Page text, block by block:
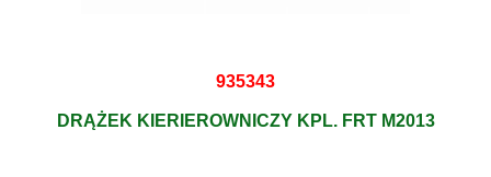
935343
DRĄŻEK KIERIEROWNICZY KPL. FRT M2013